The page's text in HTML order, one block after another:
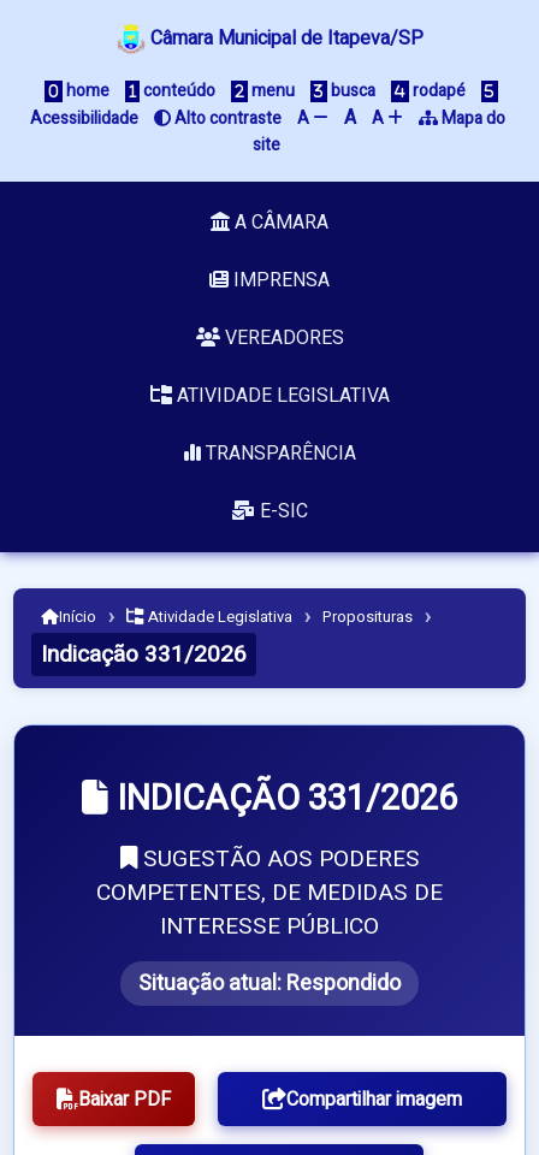
Câmara Municipal de Itapeva/SP
home conteúdo menu busca
rodapé
Acessibilidade
Alto contraste A A A
Mapa do
site
A CÂMARA
IMPRENSA
VEREADORES
ATIVIDADE LEGISLATIVA
TRANSPARÊNCIA
E-SIC
Início › Atividade Legislativa › Proposituras ›
Indicação 331/2026
INDICAÇÃO 331/2026
SUGESTÃO AOS PODERES
COMPETENTES, DE MEDIDAS DE
INTERESSE PÚBLICO
Situação atual:Respondido
Baixar PDF Compartilhar imagem